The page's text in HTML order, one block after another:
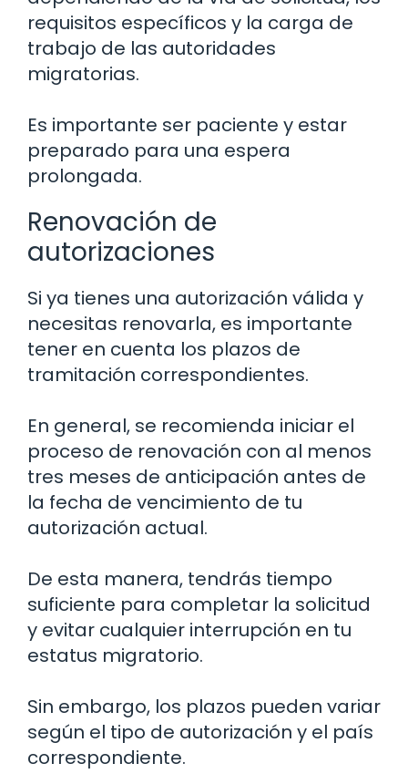
requisitos específicos y la carga de
trabajo de las autoridades
migratorias.
Es importante ser paciente y estar
preparado para una espera
prolongada.
Renovación de
autorizaciones
Si ya tienes una autorización válida y
necesitas renovarla, es importante
tener en cuenta los plazos de
tramitación correspondientes.
En general, se recomienda iniciar el
proceso de renovación con al menos
tres meses de anticipación antes de
la fecha de vencimiento de tu
autorización actual.
De esta manera, tendrás tiempo
suficiente para completar la solicitud
y evitar cualquier interrupción en tu
estatus migratorio.
Sin embargo, los plazos pueden variar
según el tipo de autorización y el país
correspondiente.